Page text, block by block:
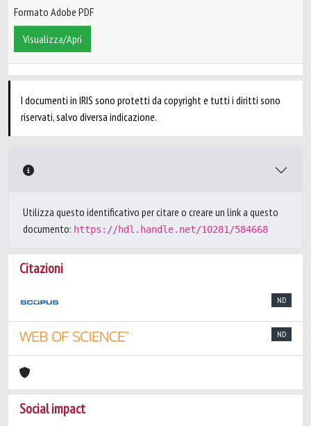
Formato Adobe PDF
Visualizza/Apri
I documenti in IRIS sono protetti da copyright e tutti i diritti sono
riservati, salvo diversa indicazione.
Utilizza questo identificativo per citare o creare un link a questo
documento: https://hdl.handle.net/10281/584668
Citazioni
ND
ND
Social impact